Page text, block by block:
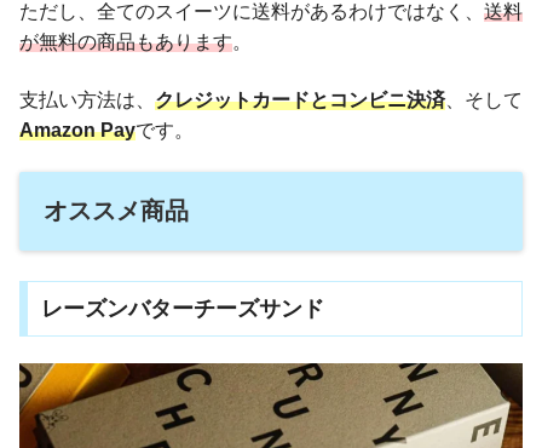
ただし、全てのスイーツに送料があるわけではなく、 送料
が無料の商品もあります。
支払い方法は、 クレジットカードとコンビニ決済、そして
Amazon Payです。
オススメ商品
レーズンバターチーズサンド